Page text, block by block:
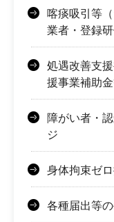
喀痰吸引等
業者・登録
処遇改善支
援事業補助
障がい者・
ジ
身体拘束ゼ
各種届出等